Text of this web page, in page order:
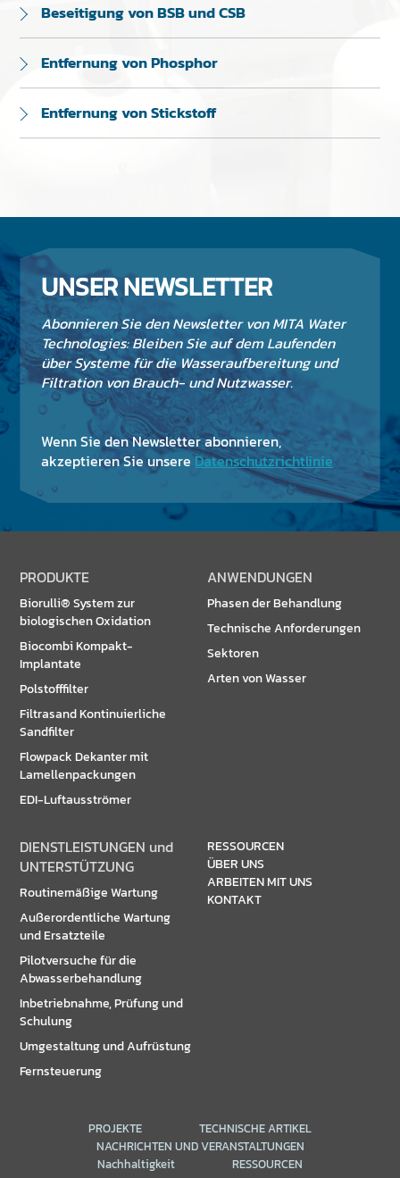
Beseitigung von BSB und CSB
Entfernung von Phosphor
Entfernung von Stickstoff
UNSER NEWSLETTER
Abonnieren Sie den Newsletter von MITA Water
Technologies: Bleiben Sie auf dem Laufenden
über Systeme für die Wasseraufbereitung und
Filtration von Brauch- und Nutzwasser.
Wenn Sie den Newsletter abonnieren,
akzeptieren Sie unsereDatenschutzrichtlinie
PRODUKTE
Biorulli® System zur
biologischen Oxidation
Biocombi Kompakt-
Implantate
Polstofffilter
Filtrasand Kontinuierliche
Sandfilter
Flowpack Dekanter mit
Lamellenpackungen
EDI-Luftausströmer
ANWENDUNGEN
Phasen der Behandlung
Technische Anforderungen
Sektoren
Arten von Wasser
DIENSTLEISTUNGEN und
UNTERSTÜTZUNG
Routinemäßige Wartung
Außerordentliche Wartung
und Ersatzteile
Pilotversuche für die
Abwasserbehandlung
Inbetriebnahme, Prüfung und
Schulung
Umgestaltung und Aufrüstung
Fernsteuerung
RESSOURCEN
ÜBER UNS
ARBEITEN MIT UNS
KONTAKT
PROJEKTE
TECHNISCHE ARTIKEL
NACHRICHTEN UND VERANSTALTUNGEN
Nachhaltigkeit
RESSOURCEN